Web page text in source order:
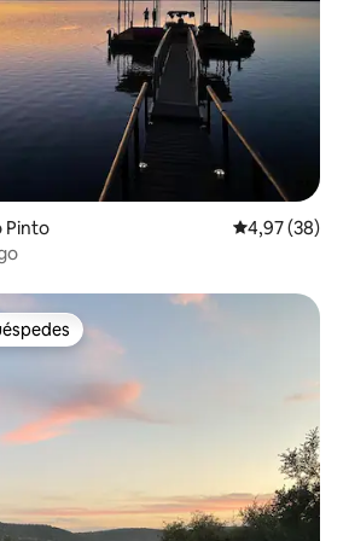
Pinto Calificación
4,97 (38)
más destacados